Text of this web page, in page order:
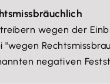
wegen der
negativen